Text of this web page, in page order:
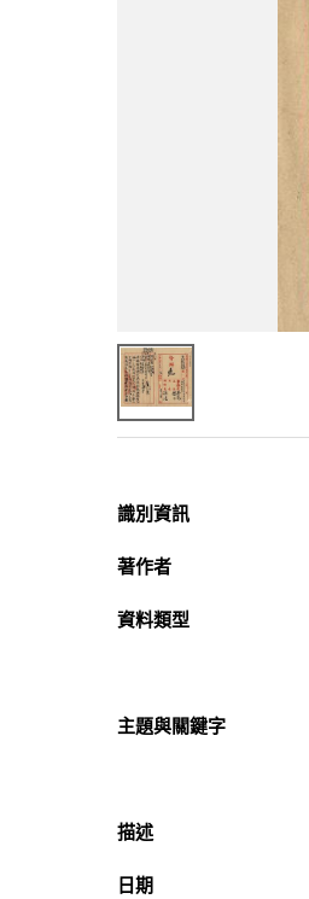
識別資訊
著作者
資料類型
主題與關鍵字
描述
日期